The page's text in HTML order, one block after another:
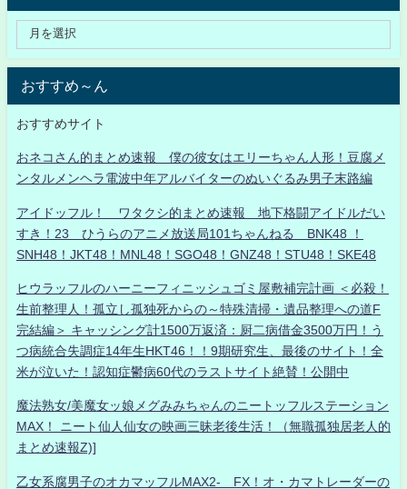
おすすめ～ん
おすすめサイト
おネコさん的まとめ速報 僕の彼女はエリーちゃん人形！豆腐メ
ンタルメンヘラ電波中年アルバイターのぬいぐるみ男子末路編
アイドッフル！ ワタクシ的まとめ速報 地下格闘アイドルだい
すき！23 ひうらのアニメ放送局101ちゃんねる BNK48 ！
SNH48！JKT48！MNL48！SGO48！GNZ48！STU48！SKE48
ヒウラッフルのハーニーフィニッシュゴミ屋敷補完計画 ＜必殺！
生前整理人！孤立し孤独死からの～特殊清掃・遺品整理への道F
完結編＞ キャッシング計1500万返済：厨二病借金3500万円！う
つ病統合失調症14年生HKT46！！9期研究生、最後のサイト！全
米が泣いた！認知症鬱病60代のラストサイト絶賛！公開中
魔法熟女/美魔女ッ娘メグみみちゃんのニートッフルステーション
MAX！ ニート仙人仙女の映画三昧老後生活！（無職孤独居老人的
まとめ速報Z)]
乙女系腐男子のオカマッフルMAX2- FX！オ・カマトレーダーの